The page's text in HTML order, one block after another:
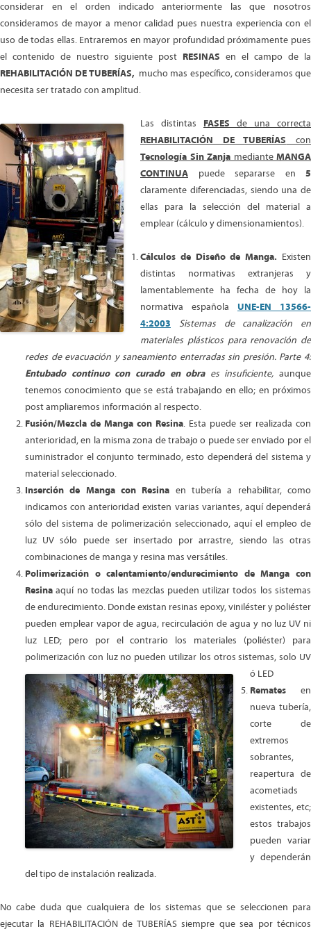
considerar en el orden indicado anteriormente las que nosotros
consideramos de mayor a menor calidad pues nuestra experiencia con el
uso de todas ellas. Entraremos en mayor profundidad próximamente pues
el contenido de nuestro siguiente post RESINAS en el campo de la
REHABILITACIÓN DE TUBERÍAS, mucho mas específico, consideramos que
necesita ser tratado con amplitud.
Las distintas FASES de una correcta
REHABILITACIÓN DE TUBERÍAS con
Tecnología Sin Zanja mediante MANGA
CONTINUA puede separarse en 5
claramente diferenciadas, siendo una de
ellas para la selección del material a
emplear (cálculo y dimensionamientos).
Cálculos de Diseño de Manga. Existen
distintas normativas extranjeras y
lamentablemente ha fecha de hoy la
normativa española UNE-EN 13566-
4:2003
Sistemas de canalización en
materiales plásticos para renovación de
redes de evacuación y saneamiento enterradas sin presión. Parte 4:
Entubado continuo con curado en obraes insuficiente, aunque
tenemos conocimiento que se está trabajando en ello; en próximos
post ampliaremos información al respecto.
Fusión/Mezcla de Manga con Resina. Esta puede ser realizada con
anterioridad, en la misma zona de trabajo o puede ser enviado por el
suministrador el conjunto terminado, esto dependerá del sistema y
material seleccionado.
Inserción de Manga con Resina en tubería a rehabilitar, como
indicamos con anterioridad existen varias variantes, aquí dependerá
sólo del sistema de polimerización seleccionado, aquí el empleo de
luz UV sólo puede ser insertado por arrastre, siendo las otras
combinaciones de manga y resina mas versátiles.
Polimerización o calentamiento/endurecimiento de Manga con
Resina aquí no todas las mezclas pueden utilizar todos los sistemas
de endurecimiento. Donde existan resinas epoxy, viniléster y poliéster
pueden emplear vapor de agua, recirculación de agua y no luz UV ni
luz LED; pero por el contrario los materiales (poliéster) para
polimerización con luz no pueden utilizar los otros sistemas, solo UV
ó LED
Remates en
nueva tubería,
corte de
extremos
sobrantes,
reapertura de
acometiads
existentes, etc;
estos trabajos
pueden variar
y dependerán
del tipo de instalación realizada.
No cabe duda que cualquiera de los sistemas que se seleccionen para
ejecutar la REHABILITACIÓN de TUBERÍAS siempre que sea por técnicos